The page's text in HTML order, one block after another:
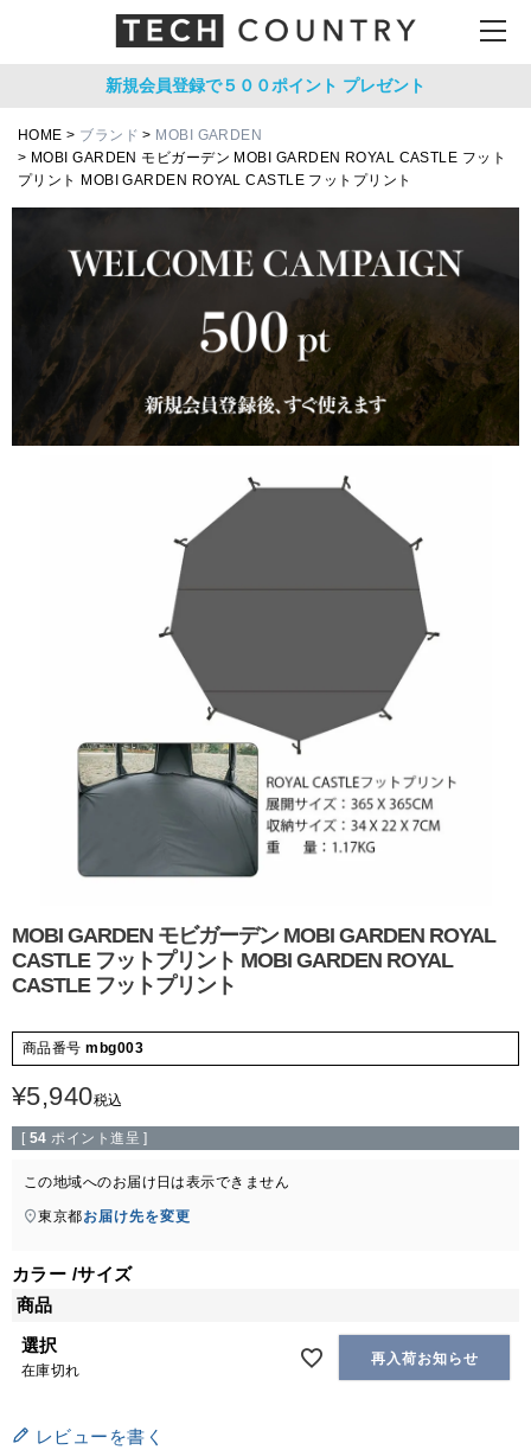
新規会員登録で５００ポイント プレゼント
HOME ブランド
MOBI GARDEN
MOBI GARDEN モビガーデン MOBI GARDEN ROYAL CASTLE フット
プリント MOBI GARDEN ROYAL CASTLE フットプリント
MOBI GARDEN モビガーデン MOBI GARDEN ROYAL
CASTLE フットプリント MOBI GARDEN ROYAL
CASTLE フットプリント
商品番号 mbg003
¥5,940税込
[ 54 ポイント進呈 ]
この地域へのお届け日は表示できません
東京都お届け先を変更
カラー サイズ
商品
選択
在庫切れ
再入荷お知らせ
レビューを書く